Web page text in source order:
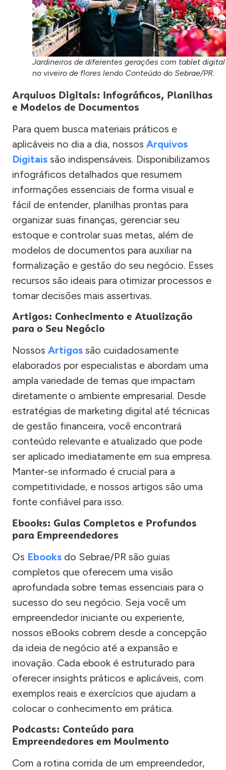
Jardineiros de diferentes gerações com tablet digital
no viveiro de flores lendo Conteúdo do Sebrae/PR.
Arquivos Digitais: Infográficos, Planilhas
e Modelos de Documentos
Para quem busca materiais práticos e
aplicáveis no dia a dia, nossos Arquivos
Digitais são indispensáveis. Disponibilizamos
infográficos detalhados que resumem
informações essenciais de forma visual e
fácil de entender, planilhas prontas para
organizar suas finanças, gerenciar seu
estoque e controlar suas metas, além de
modelos de documentos para auxiliar na
formalização e gestão do seu negócio. Esses
recursos são ideais para otimizar processos e
tomar decisões mais assertivas.
Artigos: Conhecimento e Atualização
para o Seu Negócio
Nossos Artigos são cuidadosamente
elaborados por especialistas e abordam uma
ampla variedade de temas que impactam
diretamente o ambiente empresarial. Desde
estratégias de marketing digital até técnicas
de gestão financeira, você encontrará
conteúdo relevante e atualizado que pode
ser aplicado imediatamente em sua empresa.
Manter-se informado é crucial para a
competitividade, e nossos artigos são uma
fonte confiável para isso.
Ebooks: Guias Completos e Profundos
para Empreendedores
Os Ebooks do Sebrae/PR são guias
completos que oferecem uma visão
aprofundada sobre temas essenciais para o
sucesso do seu negócio. Seja você um
empreendedor iniciante ou experiente,
nossos eBooks cobrem desde a concepção
da ideia de negócio até a expansão e
inovação. Cada ebook é estruturado para
oferecer insights práticos e aplicáveis, com
exemplos reais e exercícios que ajudam a
colocar o conhecimento em prática.
Podcasts: Conteúdo para
Empreendedores em Movimento
Com a rotina corrida de um empreendedor,